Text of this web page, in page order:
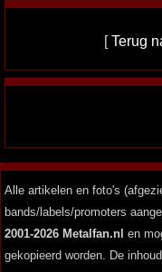
[Terug
Alle artikelen en foto's
bands/labels/promoters
2001-2026 Metalfan.nl en
gekopieerd worden. De